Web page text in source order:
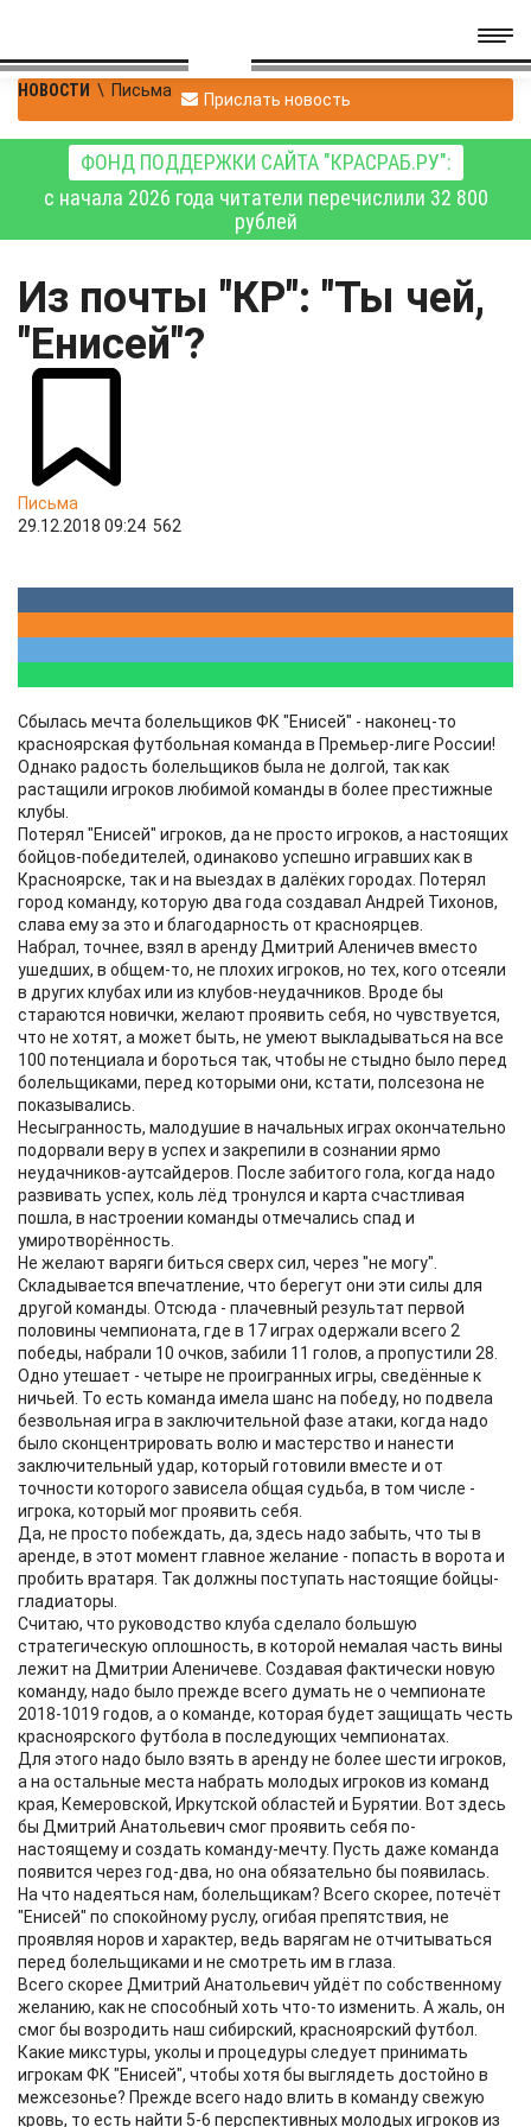
НОВОСТИ \ Письма Прислать новость
ФОНД ПОДДЕРЖКИ САЙТА "КРАСРАБ.РУ":
с начала 2026 года читатели перечислили 32 800
рублей
Из почты "КР": "Ты чей,
"Енисей"?
Письма
29.12.2018 09:24 562
Сбылась мечта болельщиков ФК "Енисей" - наконец-то
красноярская футбольная команда в Премьер-лиге России!
Однако радость болельщиков была не долгой, так как
растащили игроков любимой команды в более престижные
клубы.
Потерял "Енисей" игроков, да не просто игроков, а настоящих
бойцов-победителей, одинаково успешно игравших как в
Красноярске, так и на выездах в далёких городах. Потерял
город команду, которую два года создавал Андрей Тихонов,
слава ему за это и благодарность от красноярцев.
Набрал, точнее, взял в аренду Дмитрий Аленичев вместо
ушедших, в общем-то, не плохих игроков, но тех, кого отсеяли
в других клубах или из клубов-неудачников. Вроде бы
стараются новички, желают проявить себя, но чувствуется,
что не хотят, а может быть, не умеют выкладываться на все
100 потенциала и бороться так, чтобы не стыдно было перед
болельщиками, перед которыми они, кстати, полсезона не
показывались.
Несыгранность, малодушие в начальных играх окончательно
подорвали веру в успех и закрепили в сознании ярмо
неудачников-аутсайдеров. После забитого гола, когда надо
развивать успех, коль лёд тронулся и карта счастливая
пошла, в настроении команды отмечались спад и
умиротворённость.
Не желают варяги биться сверх сил, через "не могу".
Складывается впечатление, что берегут они эти силы для
другой команды. Отсюда - плачевный результат первой
половины чемпионата, где в 17 играх одержали всего 2
победы, набрали 10 очков, забили 11 голов, а пропустили 28.
Одно утешает - четыре не проигранных игры, сведённые к
ничьей. То есть команда имела шанс на победу, но подвела
безвольная игра в заключительной фазе атаки, когда надо
было сконцентрировать волю и мастерство и нанести
заключительный удар, который готовили вместе и от
точности которого зависела общая судьба, в том числе -
игрока, который мог проявить себя.
Да, не просто побеждать, да, здесь надо забыть, что ты в
аренде, в этот момент главное желание - попасть в ворота и
пробить вратаря. Так должны поступать настоящие бойцы-
гладиаторы.
Считаю, что руководство клуба сделало большую
стратегическую оплошность, в которой немалая часть вины
лежит на Дмитрии Аленичеве. Создавая фактически новую
команду, надо было прежде всего думать не о чемпионате
2018-1019 годов, а о команде, которая будет защищать честь
красноярского футбола в последующих чемпионатах.
Для этого надо было взять в аренду не более шести игроков,
а на остальные места набрать молодых игроков из команд
края, Кемеровской, Иркутской областей и Бурятии. Вот здесь
бы Дмитрий Анатольевич смог проявить себя по-
настоящему и создать команду-мечту. Пусть даже команда
появится через год-два, но она обязательно бы появилась.
На что надеяться нам, болельщикам? Всего скорее, потечёт
"Енисей" по спокойному руслу, огибая препятствия, не
проявляя норов и характер, ведь варягам не отчитываться
перед болельщиками и не смотреть им в глаза.
Всего скорее Дмитрий Анатольевич уйдёт по собственному
желанию, как не способный хоть что-то изменить. А жаль, он
смог бы возродить наш сибирский, красноярский футбол.
Какие микстуры, уколы и процедуры следует принимать
игрокам ФК "Енисей", чтобы хотя бы выглядеть достойно в
межсезонье? Прежде всего надо влить в команду свежую
кровь, то есть найти 5-6 перспективных молодых игроков из